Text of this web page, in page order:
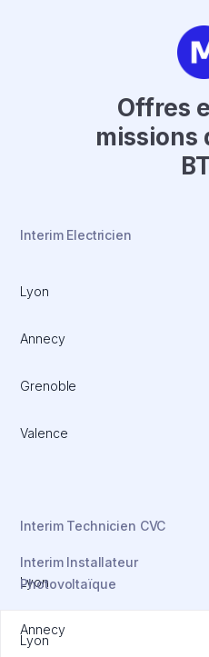
Offres
Interim Electricien
Lyon
Annecy
Grenoble
Valence
Interim Technicien CVC
Lyon
Annecy
Interim Installateur
Photovoltaïque
Lyon